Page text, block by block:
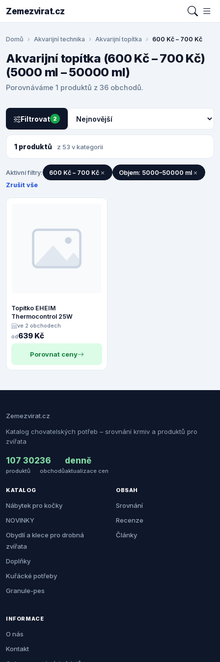
Zemezvirat.cz
Domů Akvarijní technika Akvarijní topítka 600 Kč – 700 Kč
Akvarijní topítka (600 Kč – 700 Kč)
(5000 ml – 50000 ml)
Porovnáváme 1 produktů z 36 obchodů.
Filtrovat 2
1 produktů z 53 v kategorii
Aktivní filtry: 600 Kč – 700 Kč
Objem: 5000–50000 ml
Zrušit vše
Topítko EHEIM
Thermocontrol 25W
ve 2 obchodech
od639 Kč
Porovnat ceny
Zemezvirat.cz
Katalog chovatelských potřeb – srovnání krmiv a produktů pro
zvířata
107 302
produktů
36
obchodů
denně
aktualizace cen
KATALOG
Nábytek pro kočky
NOVINKY
Obydlí a klece pro drobná
zvířata
Doplňky
Kuřácké potřeby
Granule-pes
OBSAH
Srovnání
Recenze
Články
INFORMACE
O nás
Kontakt